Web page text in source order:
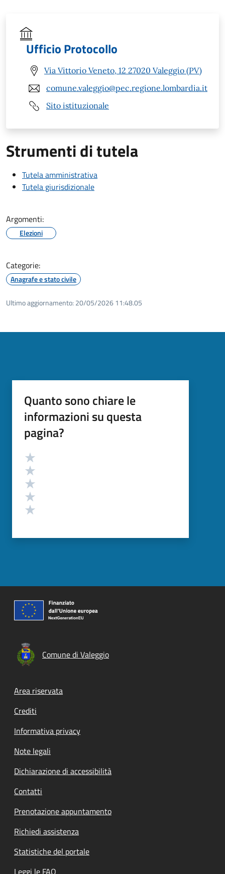
Ufficio Protocollo
Via Vittorio Veneto, 12 27020 Valeggio (PV)
comune.valeggio@pec.regione.lombardia.it
Sito istituzionale
Strumenti di tutela
Tutela amministrativa
Tutela giurisdizionale
Argomenti:
Elezioni
Categorie:
Anagrafe e stato civile
Ultimo aggiornamento: 20/05/2026 11:48.05
Quanto sono chiare le
informazioni su questa
pagina?
Valutazione
Comune di Valeggio
Footer menu
Area riservata
Crediti
Informativa privacy
Note legali
Dichiarazione di accessibilità
Contatti
Prenotazione appuntamento
Richiedi assistenza
Statistiche del portale
Leggi le FAQ